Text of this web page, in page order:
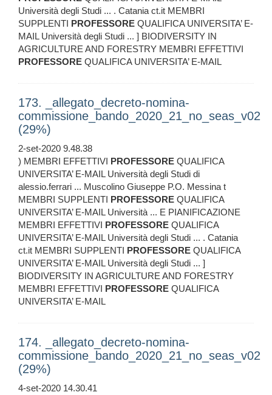
Università degli Studi ... . Catania ct.it MEMBRI
SUPPLENTI PROFESSORE QUALIFICA UNIVERSITA’ E-
MAIL Università degli Studi ... ] BIODIVERSITY IN
AGRICULTURE AND FORESTRY MEMBRI EFFETTIVI
PROFESSORE QUALIFICA UNIVERSITA’ E-MAIL
173. _allegato_decreto-nomina-
commissione_bando_2020_21_no_seas_v02
(29%)
2-set-2020 9.48.38
) MEMBRI EFFETTIVI PROFESSORE QUALIFICA
UNIVERSITA’ E-MAIL Università degli Studi di
alessio.ferrari ... Muscolino Giuseppe P.O. Messina t
MEMBRI SUPPLENTI PROFESSORE QUALIFICA
UNIVERSITA’ E-MAIL Università ... E PIANIFICAZIONE
MEMBRI EFFETTIVI PROFESSORE QUALIFICA
UNIVERSITA’ E-MAIL Università degli Studi ... . Catania
ct.it MEMBRI SUPPLENTI PROFESSORE QUALIFICA
UNIVERSITA’ E-MAIL Università degli Studi ... ]
BIODIVERSITY IN AGRICULTURE AND FORESTRY
MEMBRI EFFETTIVI PROFESSORE QUALIFICA
UNIVERSITA’ E-MAIL
174. _allegato_decreto-nomina-
commissione_bando_2020_21_no_seas_v02
(29%)
4-set-2020 14.30.41